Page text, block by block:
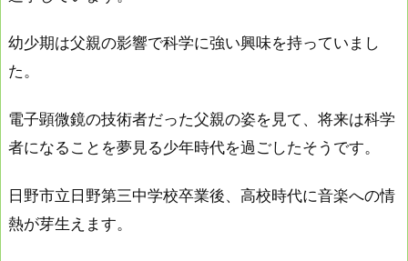
幼少期は父親の影響で科学に強い興味を持っていまし
た。
電子顕微鏡の技術者だった父親の姿を見て、将来は科学
者になることを夢見る少年時代を過ごしたそうです。
日野市立日野第三中学校卒業後、高校時代に音楽への情
熱が芽生えます。